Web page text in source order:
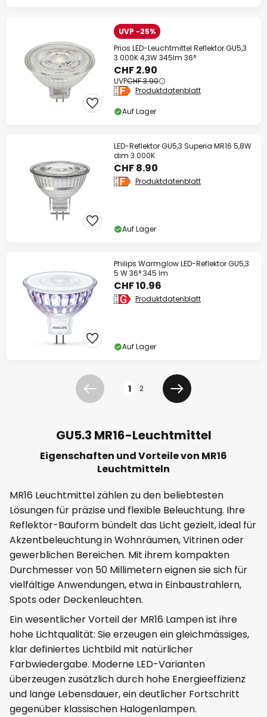
UVP -25%
Prios LED-Leuchtmittel Reflektor GU5,3
3.000K 4,3W 345lm 36°
CHF 2.90
UVPCHF 3.90
Produktdatenblatt
Auf Lager
LED-Reflektor GU5,3 Superia MR16 5,8W
dim 3.000K
CHF 8.90
Produktdatenblatt
Auf Lager
Philips Warmglow LED-Reflektor GU5,3
5 W 36° 345 lm
CHF 10.96
Produktdatenblatt
Auf Lager
Zurück 1 2
Weiter
GU5.3 MR16-Leuchtmittel
Eigenschaften und Vorteile von MR16
Leuchtmitteln
MR16 Leuchtmittel zählen zu den beliebtesten
Lösungen für präzise und flexible Beleuchtung. Ihre
Reflektor-Bauform bündelt das Licht gezielt, ideal für
Akzentbeleuchtung in Wohnräumen, Vitrinen oder
gewerblichen Bereichen. Mit ihrem kompakten
Durchmesser von 50 Millimetern eignen sie sich für
vielfältige Anwendungen, etwa in Einbaustrahlern,
Spots oder Deckenleuchten.
Ein wesentlicher Vorteil der MR16 Lampen ist ihre
hohe Lichtqualität: Sie erzeugen ein gleichmässiges,
klar definiertes Lichtbild mit natürlicher
Farbwiedergabe. Moderne LED-Varianten
überzeugen zusätzlich durch hohe Energieeffizienz
und lange Lebensdauer, ein deutlicher Fortschritt
gegenüber klassischen Halogenlampen.